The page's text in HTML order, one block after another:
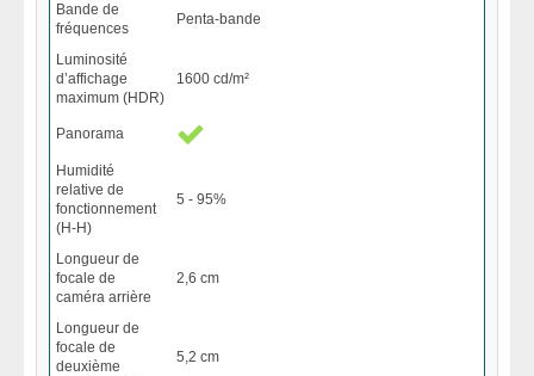
Bande de
fréquences
Penta-bande
Luminosité
d’affichage
maximum (HDR)
1600 cd/m²
Panorama
Humidité
relative de
fonctionnement
(H-H)
5 - 95%
Longueur de
focale de
caméra arrière
2,6 cm
Longueur de
focale de
deuxième
5,2 cm